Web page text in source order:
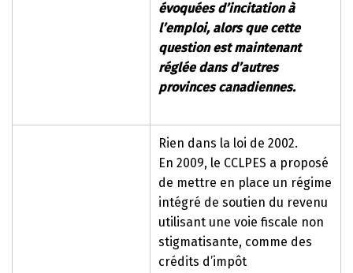
évoquées d’incitation à
l’emploi, alors que cette
question est maintenant
réglée dans d’autres
provinces canadiennes.
Rien dans la loi de 2002.
En 2009, le CCLPES a proposé
de mettre en place un régime
intégré de soutien du revenu
utilisant une voie fiscale non
stigmatisante, comme des
crédits d’impôt